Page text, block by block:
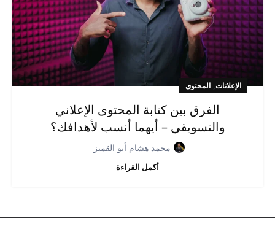
الإعلانات, المحتوى
الفرق بين كتابة المحتوى الإعلاني
والتسويقي – أيهما أنسب لأهدافك؟
محمد هشام أبو القمبز
أكمل القراءة